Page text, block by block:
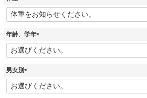
(
必
)
年齢、学年
(
必
男女別
(
必